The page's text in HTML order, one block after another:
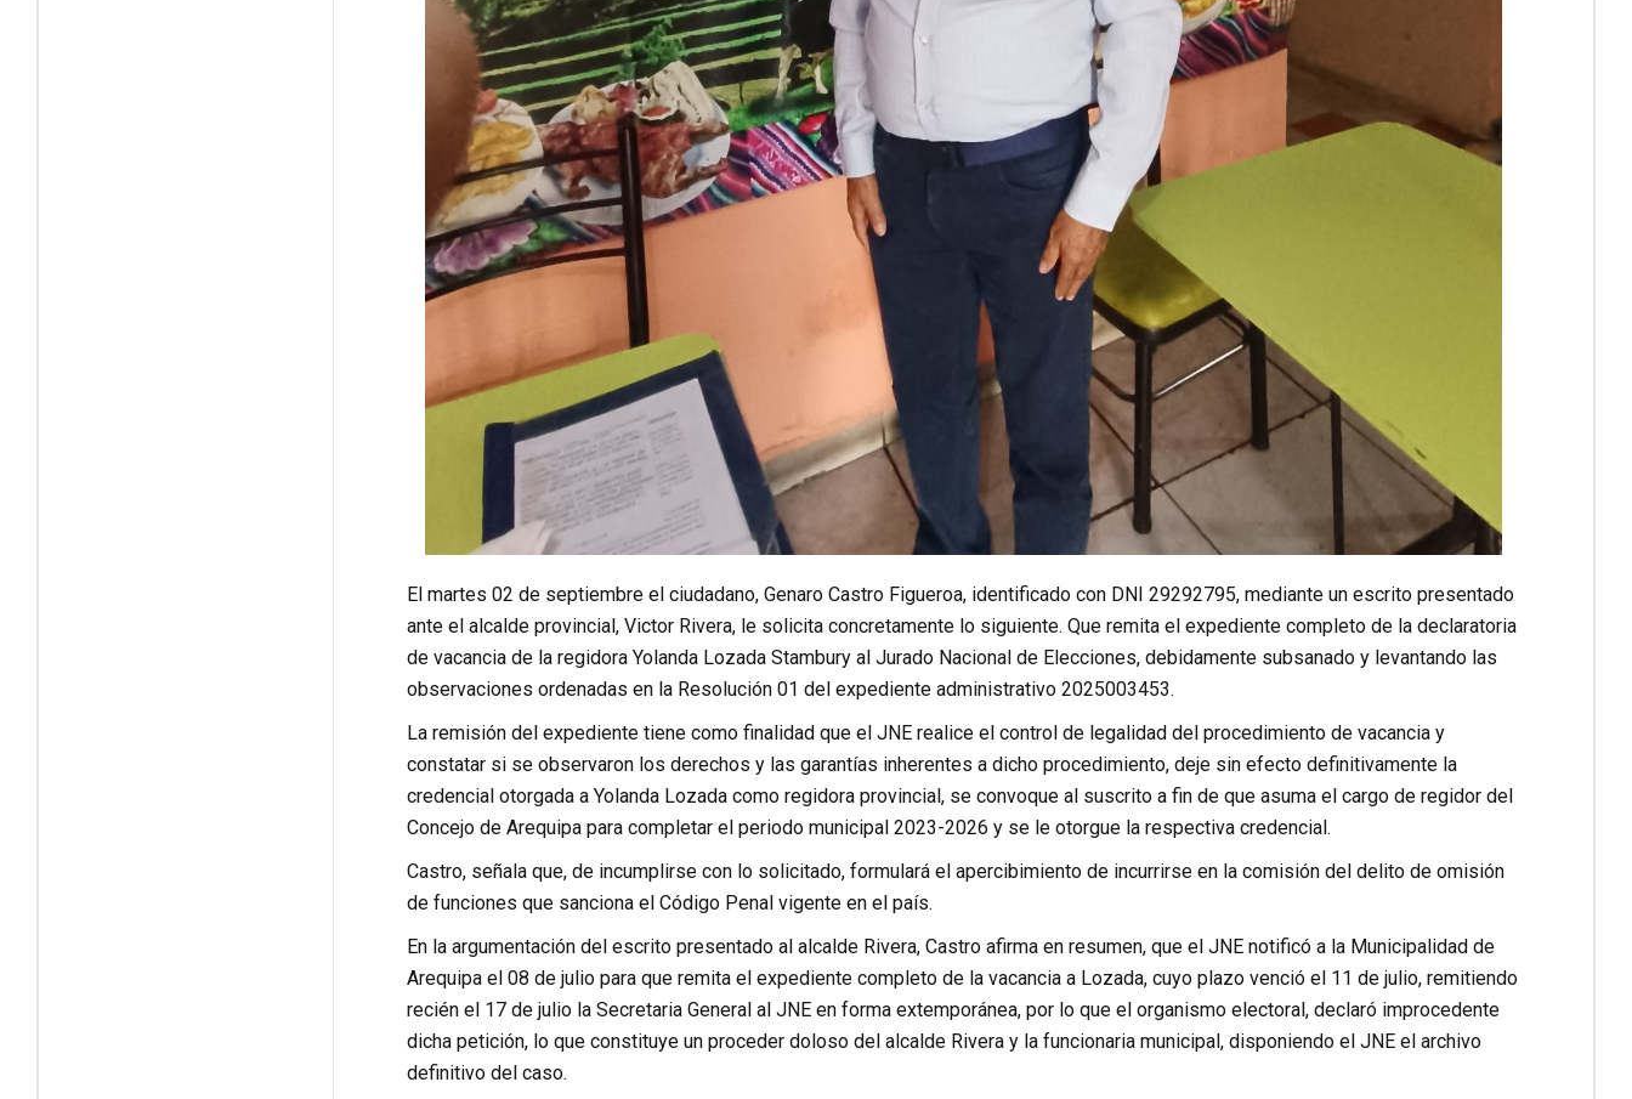
El martes 02 de septiembre el ciudadano, Genaro Castro Figueroa, identificado con DNI 29292795, mediante un escrito presentado
ante el alcalde provincial, Victor Rivera, le solicita concretamente lo siguiente. Que remita el expediente completo de la declaratoria
de vacancia de la regidora Yolanda Lozada Stambury al Jurado Nacional de Elecciones, debidamente subsanado y levantando las
observaciones ordenadas en la Resolución 01 del expediente administrativo 2025003453.
La remisión del expediente tiene como finalidad que el JNE realice el control de legalidad del procedimiento de vacancia y
constatar si se observaron los derechos y las garantías inherentes a dicho procedimiento, deje sin efecto definitivamente la
credencial otorgada a Yolanda Lozada como regidora provincial, se convoque al suscrito a fin de que asuma el cargo de regidor del
Concejo de Arequipa para completar el periodo municipal 2023-2026 y se le otorgue la respectiva credencial.
Castro, señala que, de incumplirse con lo solicitado, formulará el apercibimiento de incurrirse en la comisión del delito de omisión
de funciones que sanciona el Código Penal vigente en el país.
En la argumentación del escrito presentado al alcalde Rivera, Castro afirma en resumen, que el JNE notificó a la Municipalidad de
Arequipa el 08 de julio para que remita el expediente completo de la vacancia a Lozada, cuyo plazo venció el 11 de julio, remitiendo
recién el 17 de julio la Secretaria General al JNE en forma extemporánea, por lo que el organismo electoral, declaró improcedente
dicha petición, lo que constituye un proceder doloso del alcalde Rivera y la funcionaria municipal, disponiendo el JNE el archivo
definitivo del caso.